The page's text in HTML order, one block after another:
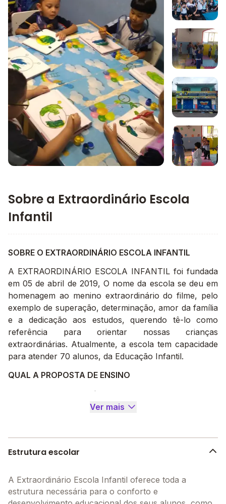
Imagem 1
Imagem 2
Imagem 3
Sobre a Extraordinário Escola
Infantil
SOBRE O EXTRAORDINÁRIO ESCOLA INFANTIL
A EXTRAORDINÁRIO ESCOLA INFANTIL foi fundada
em 05 de abril de 2019, O nome da escola se deu em
homenagem ao menino extraordinário do filme, pelo
exemplo de superação, determinação, amor da família
e a dedicação aos estudos, querendo tê-lo como
referência para orientar nossas crianças
extraordinárias. Atualmente, a escola tem capacidade
para atender 70 alunos, da Educação Infantil.
QUAL A PROPOSTA DE ENSINO
Nossa proposta é garantir uma educação
fundamentada nos princípios da universalização de
Proporcionando atividades lúdicas (brincadeiras,
conduzir a criança ao conhecimento do mundo
pessoal, familiar, geográfico e social.
Ver mais
Estrutura escolar
A Extraordinário Escola Infantil oferece toda a
estrutura necessária para o conforto e